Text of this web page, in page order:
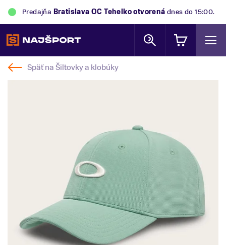
Predajňa Bratislava OC Tehelkootvorená dnes do 15:00.
Späť naŠiltovky a klobúky